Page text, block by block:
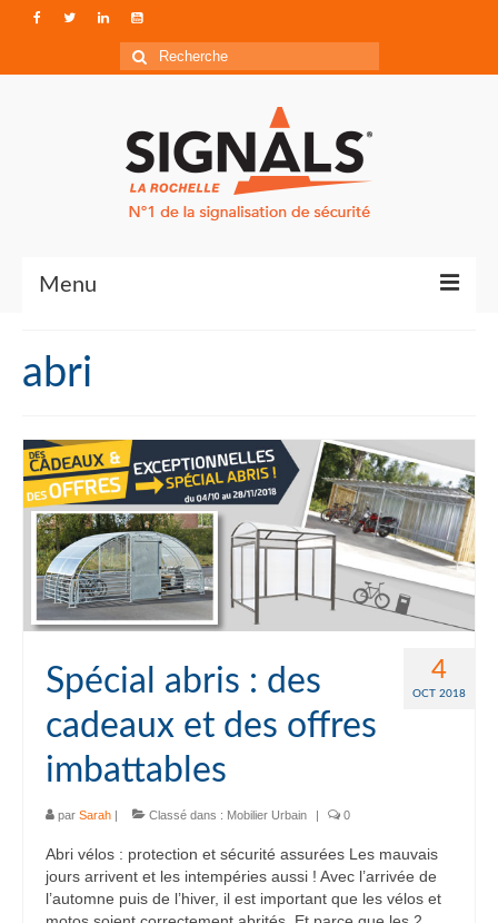
Rechercher
:
Menu
Qui sommes-nous ?
Accéder à Signals
abri
4
OCT 2018
Spécial abris : des
cadeaux et des offres
imbattables
par Sarah | Classé dans : Mobilier Urbain | 0
Abri vélos : protection et sécurité assurées Les mauvais
jours arrivent et les intempéries aussi ! Avec l’arrivée de
l’automne puis de l’hiver, il est important que les vélos et